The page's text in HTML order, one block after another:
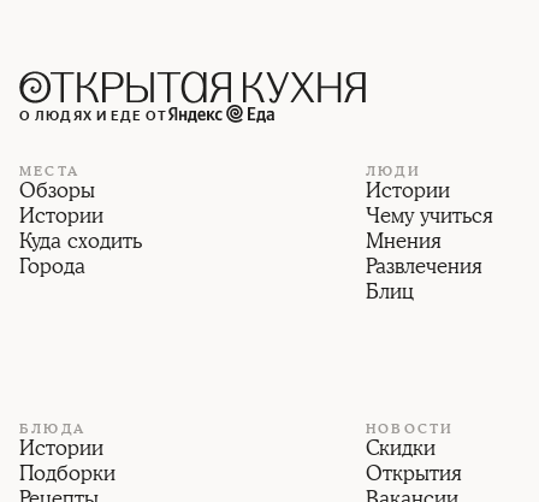
О ЛЮДЯХ И ЕДЕ ОТ
МЕСТА
Обзоры
Истории
Куда сходить
Города
ЛЮДИ
Истории
Чему учиться
Мнения
Развлечения
Блиц
БЛЮДА
Истории
Подборки
НОВОСТИ
Скидки
Открытия